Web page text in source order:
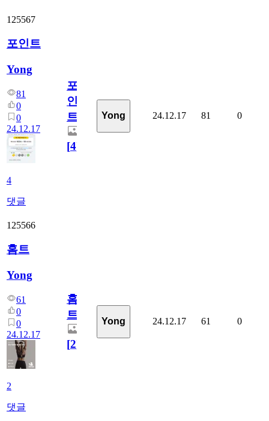
125567
포인트
Yong
81
0
0
24.12.17
4
댓글
포
인
트
[4]
Yong 24.12.17 81 0
125566
홈트
Yong
61
0
0
24.12.17
2
댓글
홈
트
[2]
Yong 24.12.17 61 0